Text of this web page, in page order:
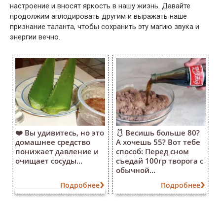
настроение и вносят яркость в нашу жизнь. Давайте
продолжим аплодировать другим и выражать наше
признание таланта, чтобы сохранить эту магию звука и
энергии вечно.
❤️ Вы удивитесь, но это
домашнее средство
понижает давление и
очищает сосуды...
Подробнее
🩱 Весишь больше 80?
А хочешь 55? Вот тебе
способ: Перед сном
съедай 100гр творога с
обычной...
Подробнее